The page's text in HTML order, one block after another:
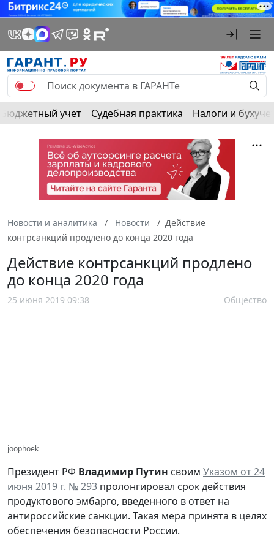
Бюджетный учет Судебная практика Налоги и
Новости и аналитика Новости
Действие
контрсанкций продлено до конца 2020 года
Действие контрсанкций продлено
до конца 2020 года
25 июня 2019 09:38 Общество
joophoek
Президент РФ Владимир Путин своим Указом от 24
июня 2019 г. № 293 пролонгировал срок действия
продуктового эмбарго, введенного в ответ на
антироссийские санкции. Такая мера принята в целях
обеспечения безопасности России.